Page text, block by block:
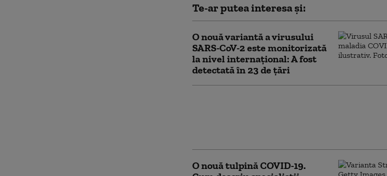
Te-ar putea interesa și:
O nouă variantă a virusului
SARS-CoV-2 este monitorizată
la nivel internaţional: A fost
detectată în 23 de ţări
O nouă tulpină COVID-19.